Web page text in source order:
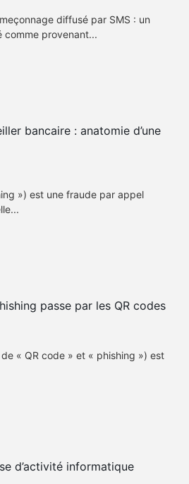
diffusé par SMS : un
comme provenant...
bancaire : anatomie d’une
») est une fraude par appel
passe par les QR codes
« QR code » et « phishing ») est
d’activité informatique